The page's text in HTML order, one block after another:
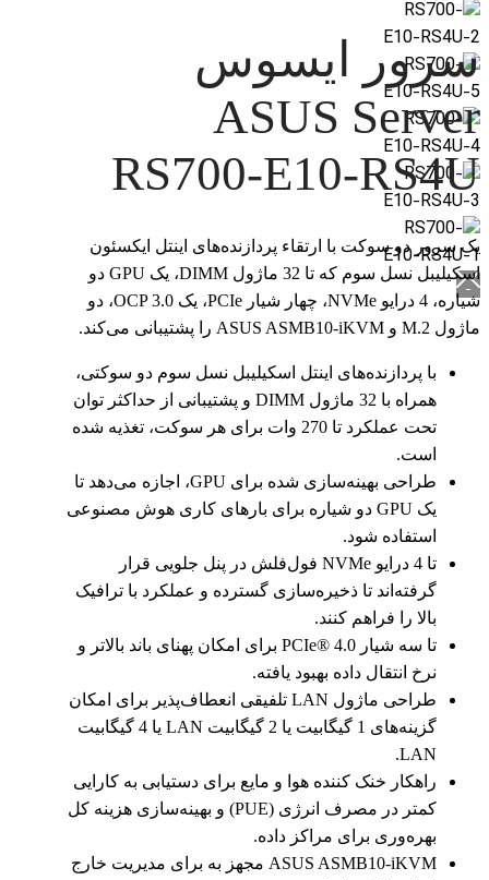
سرور ایسوس
ASUS Server
RS700-E10-RS4U
یک سرور دو سوکت با ارتقاء پردازنده‌های اینتل ایکسئون
اسکیلیبل نسل سوم که تا 32 ماژول DIMM، یک GPU دو
شیاره، 4 درایو NVMe، چهار شیار PCIe، یک OCP 3.0، دو
ماژول M.2 و ASUS ASMB10-iKVM را پشتیبانی می‌کند.
با پردازنده‌های اینتل اسکیلیبل نسل سوم دو سوکتی،
همراه با 32 ماژول DIMM و پشتیبانی از حداکثر توان
تحت عملکرد تا 270 وات برای هر سوکت، تغذیه شده
است.
طراحی بهینه‌سازی شده برای GPU، اجازه می‌دهد تا
یک GPU دو شیاره برای بارهای کاری هوش مصنوعی
استفاده شود.
تا 4 درایو NVMe فول‌فلش در پنل جلویی قرار
گرفته‌اند تا ذخیره‌سازی گسترده و عملکرد با ترافیک
بالا را فراهم کنند.
تا سه شیار PCIe® 4.0 برای امکان پهنای باند بالاتر و
نرخ انتقال داده بهبود یافته.
طراحی ماژول LAN تلفیقی انعطاف‌پذیر برای امکان
گزینه‌های 1 گیگابیت یا 2 گیگابیت LAN یا 4 گیگابیت
LAN.
راهکار خنک کننده هوا و مایع برای دستیابی به کارایی
کمتر در مصرف انرژی (PUE) و بهینه‌سازی هزینه کل
بهره‌وری برای مراکز داده.
ASUS ASMB10-iKVM مجهز به برای مدیریت خارج